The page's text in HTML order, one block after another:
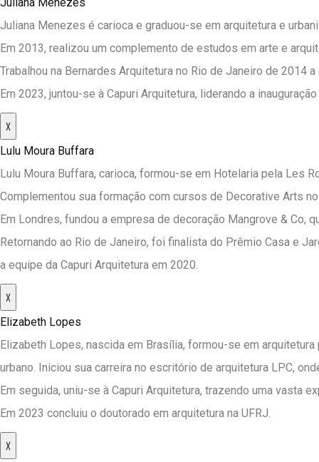
Juliana Menezes é carioca e graduou-se em arquitetura e
Em 2013, realizou um complemento de estudos em arte e
Trabalhou na Bernardes Arquitetura no Rio de Janeiro de 2014
Em 2023, juntou-se à Capuri Arquitetura, liderando a
X
Lulu Moura Buffara
Lulu Moura Buffara, carioca, formou-se em Hotelaria pela Les
Complementou sua formação com cursos de Decorative Arts
Em Londres, fundou a empresa de decoração Mangrove & Co,
Retornando ao Rio de Janeiro, foi finalista do Prêmio Casa e
a equipe da Capuri Arquitetura em 2020.
X
Elizabeth Lopes
Elizabeth Lopes, nascida em Brasília, formou-se em
urbano. Iniciou sua carreira no escritório de arquitetura LPC,
Em seguida, uniu-se à Capuri Arquitetura, trazendo uma vasta
Em 2023 concluiu o doutorado em arquitetura na UFRJ.
X